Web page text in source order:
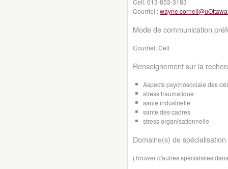
Cell:613-853-3183
Courriel :
Mode de communication
Courriel, Cell
Renseignement sur la
Aspects psychosociale des
stress traumatique
sante industrielle
sante des cadres
stress organisationnelle
Domaine(s) de spécialisation
(Trouver d'autres spécialistes